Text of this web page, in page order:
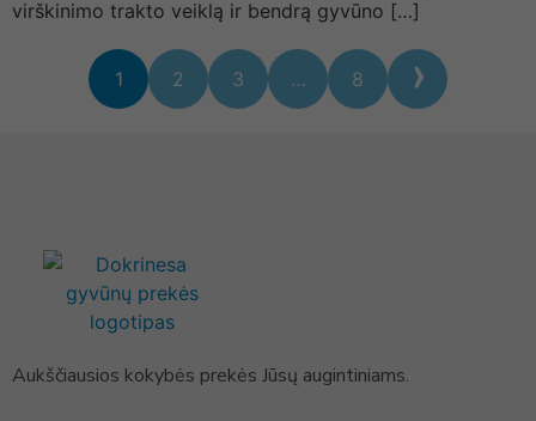
virškinimo trakto veiklą ir bendrą gyvūno […]
1 2 3 … 8
Aukščiausios kokybės prekės Jūsų augintiniams.